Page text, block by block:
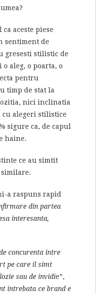
aceste piese
sentiment de
gresesti stilistic de
aleg, o poarta, o
pentru
timp de stat la
nici inclinatia
cu alegeri stilistice
sigure ca, de capul
haine.
ce au simtit
a raspuns rapid
din partea
interesanta,
concurenta intre
pe care il simt
sau de invidie”,
intrebata ce brand e